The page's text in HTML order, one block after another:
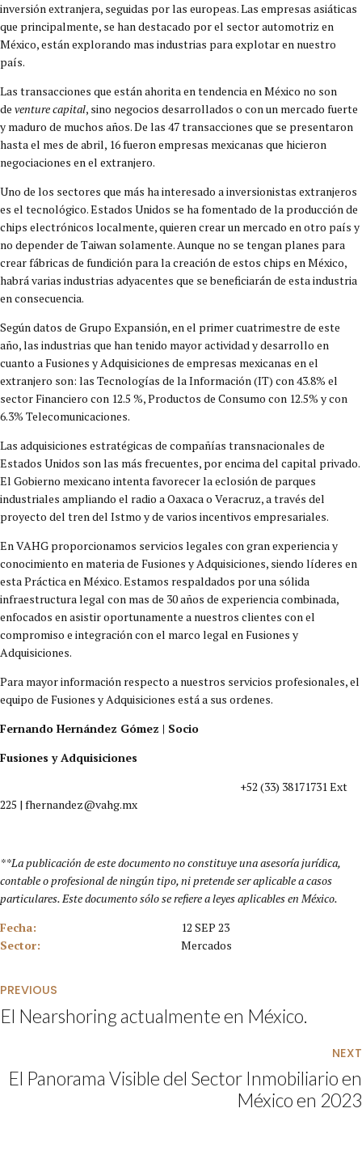
inversión extranjera, seguidas por las europeas. Las empresas asiáticas
que principalmente, se han destacado por el sector automotriz en
México, están explorando mas industrias para explotar en nuestro
país.
Las transacciones que están ahorita en tendencia en México no son
de venture capital, sino negocios desarrollados o con un mercado fuerte
y maduro de muchos años. De las 47 transacciones que se presentaron
hasta el mes de abril, 16 fueron empresas mexicanas que hicieron
negociaciones en el extranjero.
Uno de los sectores que más ha interesado a inversionistas extranjeros
es el tecnológico. Estados Unidos se ha fomentado de la producción de
chips electrónicos localmente, quieren crear un mercado en otro país y
no depender de Taiwan solamente. Aunque no se tengan planes para
crear fábricas de fundición para la creación de estos chips en México,
habrá varias industrias adyacentes que se beneficiarán de esta industria
en consecuencia.
Según datos de Grupo Expansión, en el primer cuatrimestre de este
año, las industrias que han tenido mayor actividad y desarrollo en
cuanto a Fusiones y Adquisiciones de empresas mexicanas en el
extranjero son: las Tecnologías de la Información (IT) con 43.8% el
sector Financiero con 12.5 %, Productos de Consumo con 12.5% y con
6.3% Telecomunicaciones.
Las adquisiciones estratégicas de compañías transnacionales de
Estados Unidos son las más frecuentes, por encima del capital privado.
El Gobierno mexicano intenta favorecer la eclosión de parques
industriales ampliando el radio a Oaxaca o Veracruz, a través del
proyecto del tren del Istmo y de varios incentivos empresariales.
En VAHG proporcionamos servicios legales con gran experiencia y
conocimiento en materia de Fusiones y Adquisiciones, siendo líderes en
esta Práctica en México. Estamos respaldados por una sólida
infraestructura legal con mas de 30 años de experiencia combinada,
enfocados en asistir oportunamente a nuestros clientes con el
compromiso e integración con el marco legal en Fusiones y
Adquisiciones.
Para mayor información respecto a nuestros servicios profesionales, el
equipo de Fusiones y Adquisiciones está a sus ordenes.
Fernando Hernández Gómez | Socio
Fusiones y Adquisiciones
+52 (33) 38171731 Ext
225 | fhernandez@vahg.mx
**La publicación de este documento no constituye una asesoría jurídica,
contable o profesional de ningún tipo, ni pretende ser aplicable a casos
particulares. Este documento sólo se refiere a leyes aplicables en México.
Fecha:
12 SEP 23
Sector:
Mercados
PREVIOUS
El Nearshoring actualmente en México.
NEXT
El Panorama Visible del Sector Inmobiliario en
México en 2023